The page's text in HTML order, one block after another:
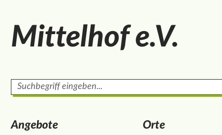
Mittelhof e.V.
Suchbegriff
Angebote Orte